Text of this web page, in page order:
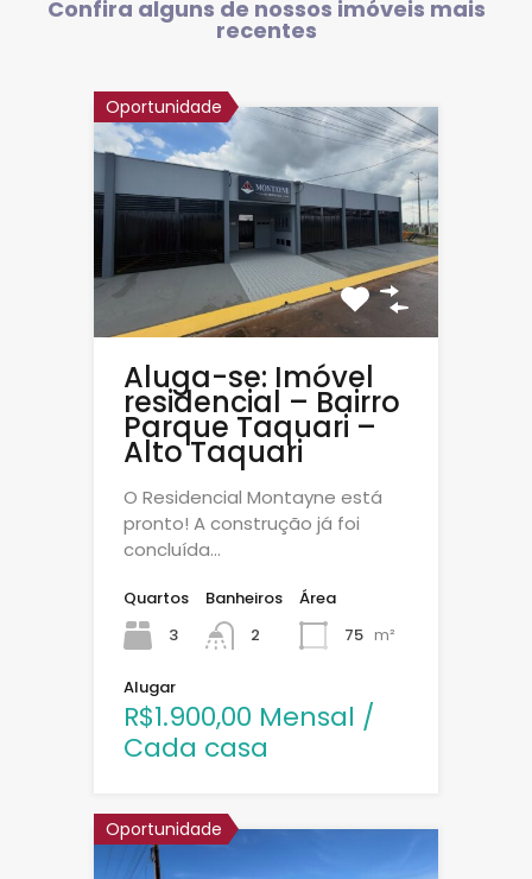
Confira alguns de nossos imóveis mais
recentes
Oportunidade
Aluga-se: Imóvel
residencial – Bairro
Parque Taquari –
Alto Taquari
O Residencial Montayne está
pronto! A construção já foi
concluída…
Quartos
3
Banheiros
2
Área
75 m²
Alugar
R$1.900,00 Mensal /
Cada casa
Oportunidade